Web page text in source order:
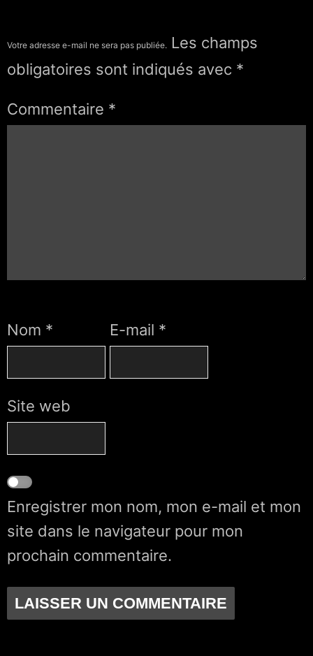
Votre adresse e-mail ne sera pas publiée. Les champs
obligatoires sont indiqués avec *
Commentaire *
Nom * E-mail *
Site web
Enregistrer mon nom, mon e-mail et mon
site dans le navigateur pour mon
prochain commentaire.